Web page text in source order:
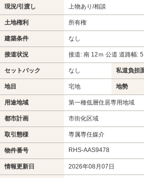
現況/引渡し 上物あり/相談
土地権利 所有権
建築条件 なし
接道状況 接道: 南 12ｍ 公道 道路幅: 5
セットバック なし 私道負担
地目 宅地 地勢
用途地域 第一種低層住居専用地域
都市計画 市街化区域
取引態様 専属専任媒介
物件番号 RHS-AAS9478
情報更新日 2026年08月07日